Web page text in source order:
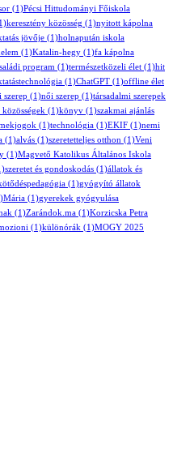
(1)Pécsi Hittudományi Főiskola
keresztény közösség (1)nyitott kápolna
jövője (1)holnapután iskola
(1)Katalin-hegy (1)fa kápolna
program (1)természetközeli élet (1)hit
(1)ChatGPT (1)offline élet
szerep (1)női szerep (1)társadalmi szerepek
(1)könyv (1)szakmai ajánlás
(1)technológia (1)EKIF (1)nemi
(1)alvás (1)szeretetteljes otthon (1)Veni
(1)Magvető Katolikus Általános Iskola
szeretet és gondoskodás (1)állatok és
(1)gyógyító állatok
Mária (1)gyerekek gyógyulása
(1)Zarándok.ma (1)Korzicska Petra
(1)különórák (1)MOGY 2025